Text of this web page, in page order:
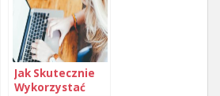
Jak Skutecznie
Wykorzystać